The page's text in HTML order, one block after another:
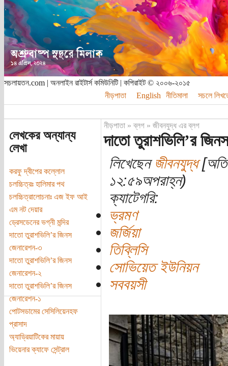
সচলায়তন.com | অনলাইন রাইটার্স কমিউনিটি | কপিরাইট © ২০০৬-২০১৫
নীড়পাতা
English নীতিমালা সচলে
লেখকের অন্যান্য
লেখা
করফু দ্বীপের কল্লোল
চলচ্চিত্রঃ হালিমার পথ
চলচ্চিত্রালোচনাঃ এজ ইফ আই
এম নট দেয়ার
ড্রেসডেনের ভগ্নী মন্দির
দাতো তুরাশভিলি’র জিনস
জেনারেশন-৩
দাতো তুরাশভিলি’র জিনস
জেনারেশন-২
দাতো তুরাশভিলি’র জিনস
জেনারেশন-১
পোটসডামের সেসিলিয়েনহফ
প্রাসাদ
অ্যাড্রিয়াটিকের মায়ায়
ভিয়েনার ক্যাফে সেন্ট্রাল
নীড়পাতা»ব্লগ» জীবনযুদ্ধ এর ব্লগ
দাতো তুরাশভিলি’র
লিখেছেনজীবনযুদ্ধ
১২:৫৯অপরাহ্ন)
ক্যাটেগরি:
ভ্রমণ
জর্জিয়া
তিব্লিসি
সোভিয়েত ইউনিয়ন
সববয়সী